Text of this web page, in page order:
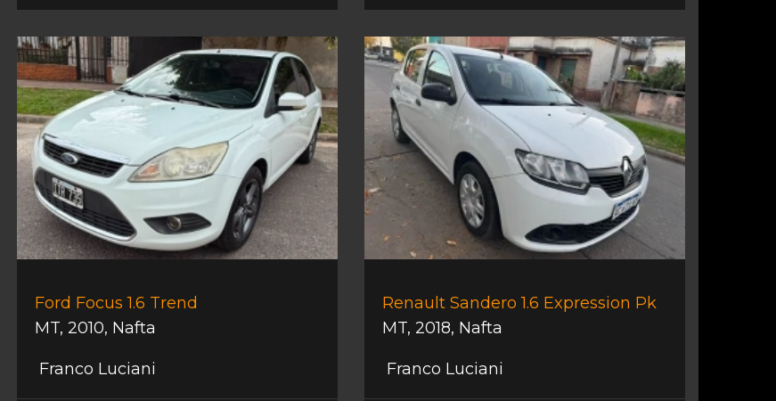
Ford Focus 1.6 Trend
MT, 2010, Nafta
Franco Luciani
Renault Sandero 1.6 Expression Pk
MT, 2018, Nafta
Franco Luciani